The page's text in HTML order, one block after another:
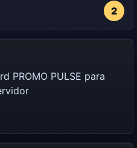
2
PROMO PULSE para